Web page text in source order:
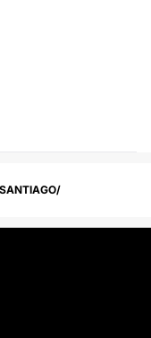
SANTIAGO